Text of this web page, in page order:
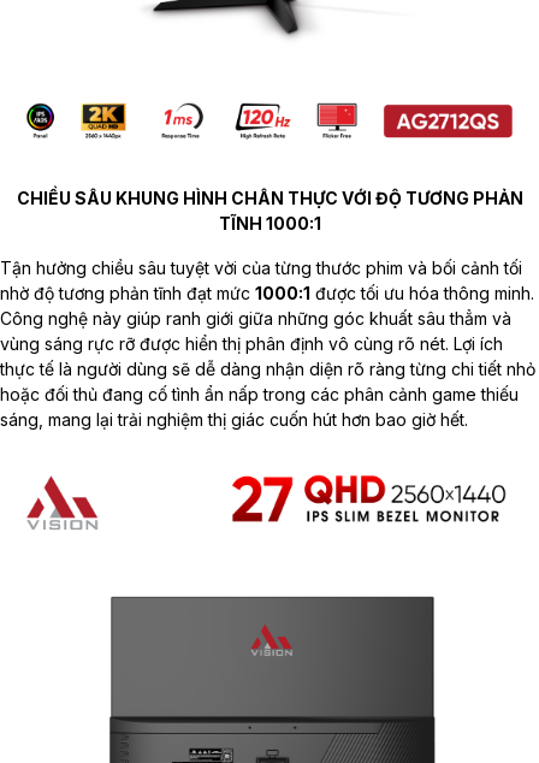
CHIỀU SÂU KHUNG HÌNH CHÂN THỰC VỚI ĐỘ TƯƠNG PHẢN
TĨNH 1000:1
Tận hưởng chiều sâu tuyệt vời của từng thước phim và bối cảnh tối
nhờ độ tương phản tĩnh đạt mức 1000:1 được tối ưu hóa thông minh.
Công nghệ này giúp ranh giới giữa những góc khuất sâu thẳm và
vùng sáng rực rỡ được hiển thị phân định vô cùng rõ nét. Lợi ích
thực tế là người dùng sẽ dễ dàng nhận diện rõ ràng từng chi tiết nhỏ
hoặc đối thủ đang cố tình ẩn nấp trong các phân cảnh game thiếu
sáng, mang lại trải nghiệm thị giác cuốn hút hơn bao giờ hết.